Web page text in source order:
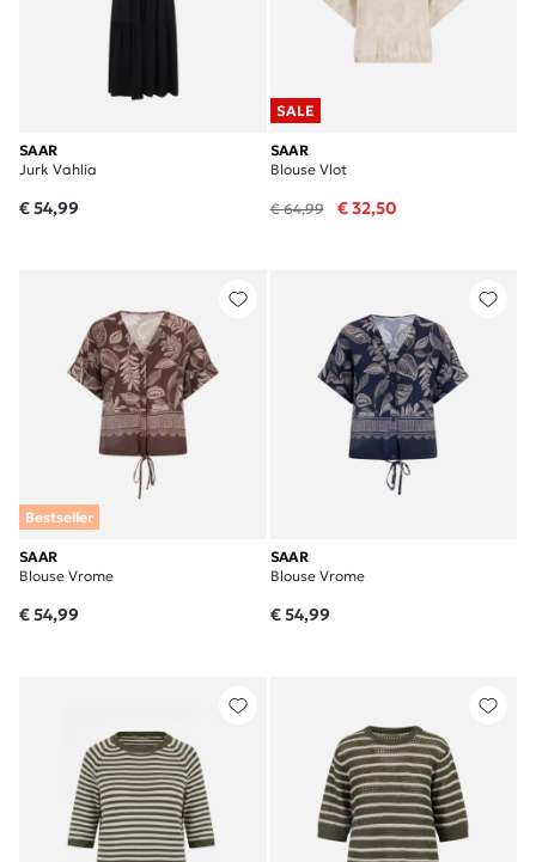
SAAR
Jurk Vahlia
€ 54,99
SALE
SAAR
Blouse Vlot
€ 64,99 € 32,50
Bestseller
SAAR
Blouse Vrome
€ 54,99
SAAR
Blouse Vrome
€ 54,99